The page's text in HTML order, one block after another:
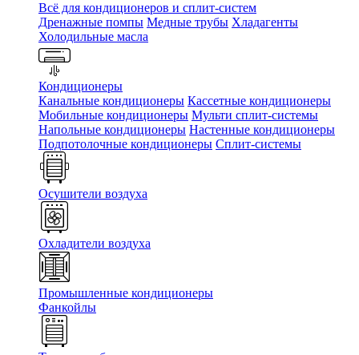
Всё для кондиционеров и сплит-систем
Дренажные помпы Медные трубы Хладагенты
Холодильные масла
Кондиционеры
Канальные кондиционеры Кассетные кондиционеры
Мобильные кондиционеры Мульти сплит-системы
Напольные кондиционеры Настенные кондиционеры
Подпотолочные кондиционеры Сплит-системы
Осушители воздуха
Охладители воздуха
Промышленные кондиционеры
Фанкойлы